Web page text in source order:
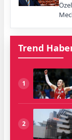
Trend
1
2